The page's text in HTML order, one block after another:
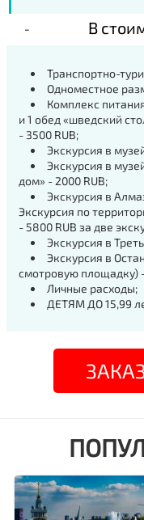
В
Транспортно-
Одноместное
Комплекс
и 1 обед «шведский
-3500 RUB;
Экскурсия в
Экскурсия в
дом» -2000 RUB;
Экскурсия в
Экскурсия по
-5800 RUB задве
Экскурсия в
Экскурсия в
смотровую площадку)
Личные расходы;
ДЕТЯМ ДО 15,99